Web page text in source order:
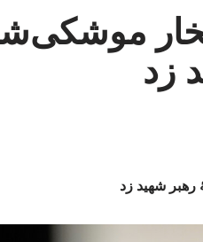
زد
رهبر شهید زد